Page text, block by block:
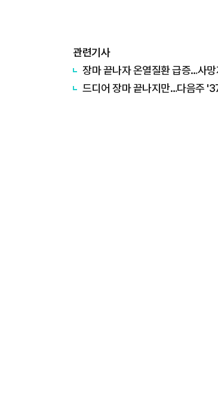
관련기사
장마 끝나자 온열질환 급증…사
드디어 장마 끝나지만…다음주